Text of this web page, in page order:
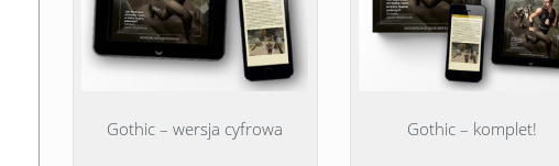
Gothic – wersja cyfrowa Gothic – komplet!